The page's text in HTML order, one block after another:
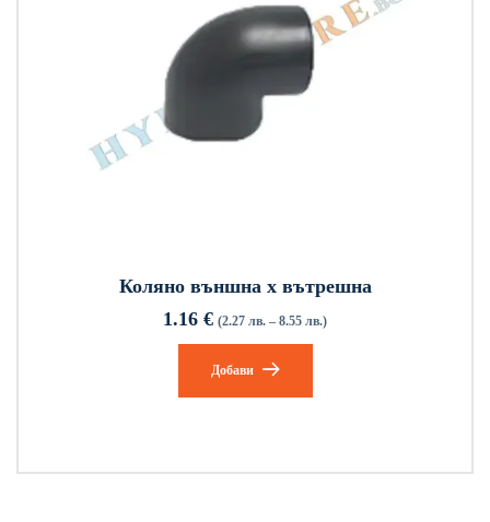
Коляно външна x вътрешна
1.16 € (2.27 лв. – 8.55 лв.)
Добави